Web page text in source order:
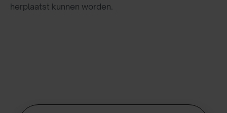
herplaatst kunnen worden.